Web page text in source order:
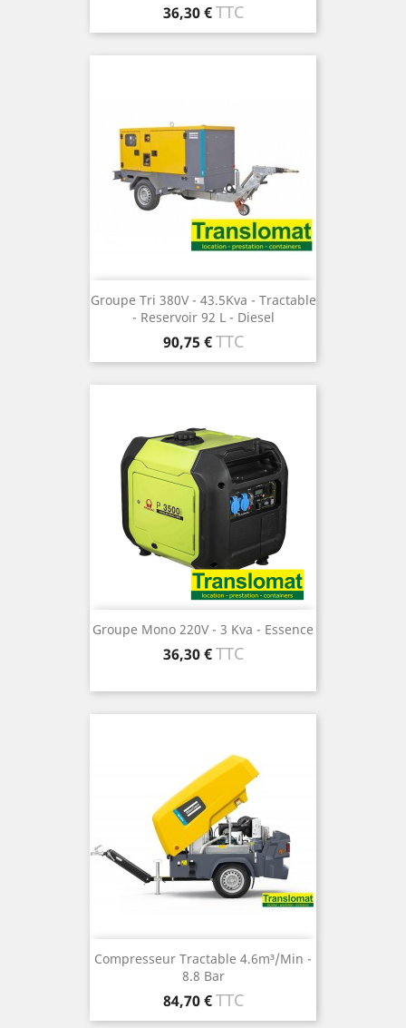
Prix
36,30 € TTC
Groupe Tri 380V - 43.5Kva - Tractable
- Reservoir 92 L - Diesel
Prix
90,75 € TTC
Groupe Mono 220V - 3 Kva - Essence
Prix
36,30 € TTC
Compresseur Tractable 4.6m³/min -
8.8 Bar
Prix
84,70 € TTC